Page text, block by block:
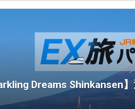
Dreams Shinkansen